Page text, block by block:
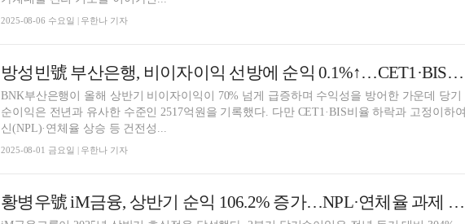
2025-08-06 수요일 | 우한나 기자
방성빈號 부산은행, 비이자이익 선방에 순익 0.1%↑…CET1·BIS비율은 '주춤' [금융사 2025 상반기 실적]
BNK부산은행이 올해 상반기 비이자이익이 70% 넘게 급증하며 수익성을 방어한 가운데 당기
순이익은 전년과 유사한 수준인 2517억원을 기록했다. 다만 CET1·BIS비율 하락과 고정이하여
신(NPL)·연체율 상승 등 건전성...
2025-08-01 금요일 | 우한나 기자
황병우號 iM금융, 상반기 순익 106.2% 증가…NPL·연체율 과제 여전 [금융사 2025 상반기 실적]